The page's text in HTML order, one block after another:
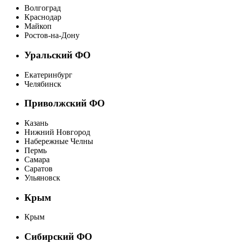
Волгоград
Краснодар
Майкоп
Ростов-на-Дону
Уральский ФО
Екатеринбург
Челябинск
Приволжский ФО
Казань
Нижний Новгород
Набережные Челны
Пермь
Самара
Саратов
Ульяновск
Крым
Крым
Сибирский ФО